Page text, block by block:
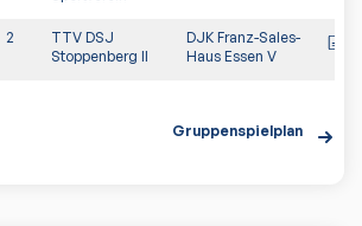
2
TTV DSJ
Stoppenberg II
DJK Franz-Sales-
Haus Essen V
Gruppenspielplan